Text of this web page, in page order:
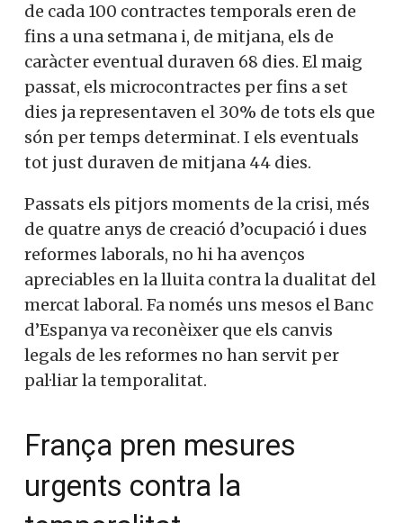
de cada 100 contractes temporals eren de
fins a una setmana i, de mitjana, els de
caràcter eventual duraven 68 dies. El maig
passat, els microcontractes per fins a set
dies ja representaven el 30% de tots els que
són per temps determinat. I els eventuals
tot just duraven de mitjana 44 dies.
Passats els pitjors moments de la crisi, més
de quatre anys de creació d’ocupació i dues
reformes laborals, no hi ha avenços
apreciables en la lluita contra la dualitat del
mercat laboral. Fa només uns mesos el Banc
d’Espanya va reconèixer que els canvis
legals de les reformes no han servit per
pal·liar la temporalitat.
França pren mesures
urgents contra la